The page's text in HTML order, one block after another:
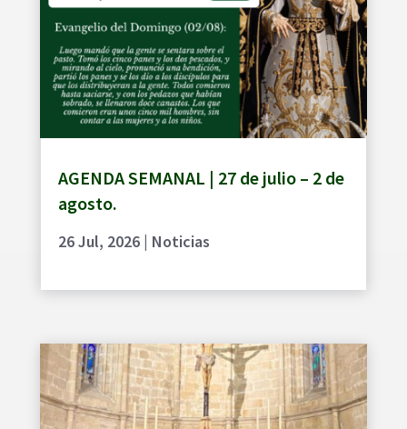
AGENDA SEMANAL | 27 de julio – 2 de
agosto.
26 Jul, 2026| Noticias